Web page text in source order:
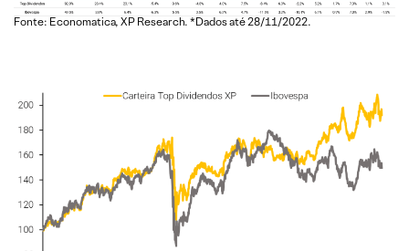
Fonte: Economatica, XP Research. *Dados até 28/11/2022.